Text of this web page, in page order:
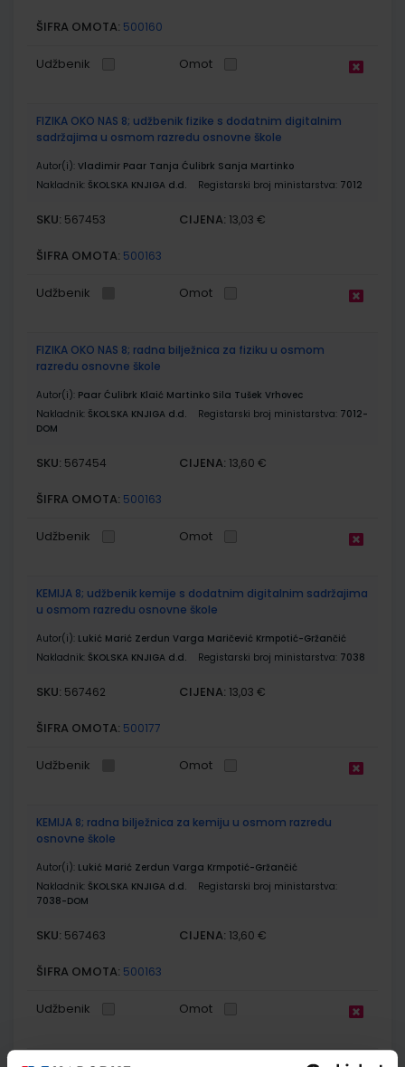
ŠIFRA OMOTA: 500160
Udžbenik Omot
FIZIKA OKO NAS 8; udžbenik fizike s dodatnim digitalnim
sadržajima u osmom razredu osnovne škole
Autor(i): Vladimir Paar Tanja Ćulibrk Sanja Martinko
Nakladnik: ŠKOLSKA KNJIGA d.d. Registarski broj ministarstva: 7012
SKU: 567453 CIJENA: 13,03 €
ŠIFRA OMOTA: 500163
Udžbenik Omot
FIZIKA OKO NAS 8; radna bilježnica za fiziku u osmom
razredu osnovne škole
Autor(i): Paar Ćulibrk Klaić Martinko Sila Tušek Vrhovec
Nakladnik: ŠKOLSKA KNJIGA d.d. Registarski broj ministarstva: 7012-
DOM
SKU: 567454 CIJENA: 13,60 €
ŠIFRA OMOTA: 500163
Udžbenik Omot
KEMIJA 8; udžbenik kemije s dodatnim digitalnim sadržajima
u osmom razredu osnovne škole
Autor(i): Lukić Marić Zerdun Varga Maričević Krmpotić-Gržančić
Nakladnik: ŠKOLSKA KNJIGA d.d. Registarski broj ministarstva: 7038
SKU: 567462 CIJENA: 13,03 €
ŠIFRA OMOTA: 500177
Udžbenik Omot
KEMIJA 8; radna bilježnica za kemiju u osmom razredu
osnovne škole
Autor(i): Lukić Marić Zerdun Varga Krmpotić-Gržančić
Nakladnik: ŠKOLSKA KNJIGA d.d.
Registarski broj ministarstva:
7038-DOM
SKU: 567463 CIJENA: 13,60 €
ŠIFRA OMOTA: 500163
Udžbenik Omot